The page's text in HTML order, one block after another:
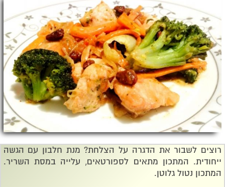
רוצים לשבור את הדגרה על הצלחת? מנת חלבון עם הגשה
ייחודית. המתכון מתאים לספורטאים, עלייה במסת השריר.
המתכון נטול גלוטן.